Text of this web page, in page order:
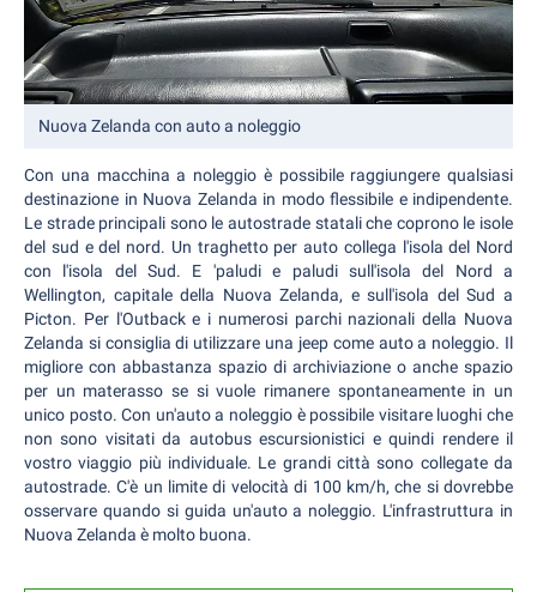
Nuova Zelanda con auto a noleggio
Con una macchina a noleggio è possibile raggiungere qualsiasi
destinazione in Nuova Zelanda in modo flessibile e indipendente.
Le strade principali sono le autostrade statali che coprono le isole
del sud e del nord. Un traghetto per auto collega l'isola del Nord
con l'isola del Sud. E 'paludi e paludi sull'isola del Nord a
Wellington, capitale della Nuova Zelanda, e sull'isola del Sud a
Picton. Per l'Outback e i numerosi parchi nazionali della Nuova
Zelanda si consiglia di utilizzare una jeep come auto a noleggio. Il
migliore con abbastanza spazio di archiviazione o anche spazio
per un materasso se si vuole rimanere spontaneamente in un
unico posto. Con un'auto a noleggio è possibile visitare luoghi che
non sono visitati da autobus escursionistici e quindi rendere il
vostro viaggio più individuale. Le grandi città sono collegate da
autostrade. C'è un limite di velocità di 100 km/h, che si dovrebbe
osservare quando si guida un'auto a noleggio. L'infrastruttura in
Nuova Zelanda è molto buona.